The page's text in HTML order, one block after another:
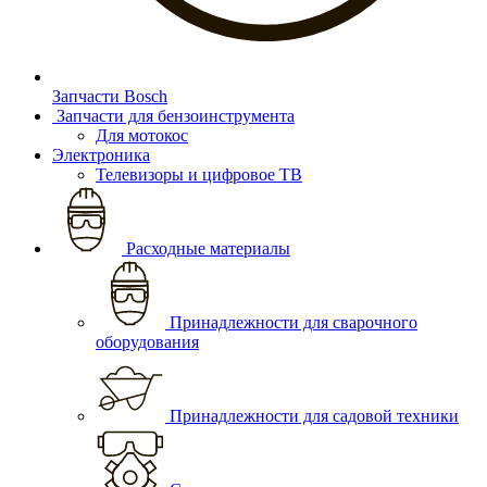
Запчасти Bosch
Запчасти для бензоинструмента
Для мотокос
Электроника
Телевизоры и цифровое ТВ
Расходные материалы
Принадлежности для сварочного
оборудования
Принадлежности для садовой техники